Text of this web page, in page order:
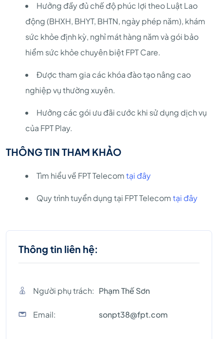
Hưởng đầy đủ chế độ phúc lợi theo Luật Lao
động (BHXH, BHYT, BHTN, ngày phép năm), khám
sức khỏe định kỳ, nghỉ mát hàng năm và gói bảo
hiểm sức khỏe chuyên biệt FPT Care.
Được tham gia các khóa đào tạo nâng cao
nghiệp vụ thường xuyên.
Hưởng các gói ưu đãi cước khi sử dụng dịch vụ
của FPT Play.
THÔNG TIN THAM KHẢO
Tìm hiểu về FPT Telecomtại đây
Quy trình tuyển dụng tại FPT Telecomtại đây
Thông tin liên hệ:
Người phụ trách: Phạm Thế Sơn
Email: sonpt38@fpt.com